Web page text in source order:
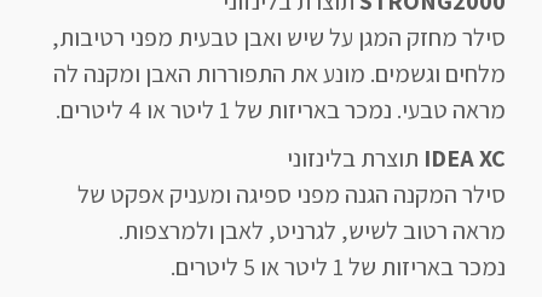
סילר מחזק המגן על שיש ואבן טבעית מפני רטיבות,
מלחים וגשמים. מונע את התפוררות האבן ומקנה לה
מראה טבעי. נמכר באריזות של 1 ליטר או 4 ליטרים.
IDEA XC תוצרת בלינזוני
סילר המקנה הגנה מפני ספיגה ומעניק אפקט של
מראה רטוב לשיש, לגרניט, לאבן ולמרצפות.
נמכר באריזות של 1 ליטר או 5 ליטרים.